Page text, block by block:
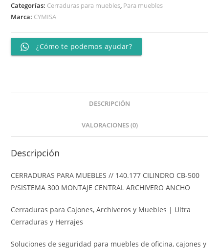
Categorías: Cerraduras para muebles, Para muebles
Marca: CYMISA
¿Cómo te podemos ayudar?
DESCRIPCIÓN
VALORACIONES (0)
Descripción
CERRADURAS PARA MUEBLES // 140.177 CILINDRO CB-500
P/SISTEMA 300 MONTAJE CENTRAL ARCHIVERO ANCHO
Cerraduras para Cajones, Archiveros y Muebles | Ultra
Cerraduras y Herrajes
Soluciones de seguridad para muebles de oficina, cajones y